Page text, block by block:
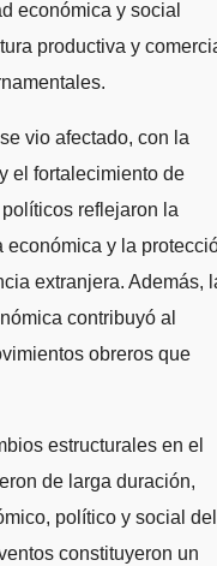
económica y social
productiva y
vio afectado, con la
el fortalecimiento de
reflejaron la
económica y la
extranjera. Además,
contribuyó al
obreros que
estructurales en el
de larga duración,
político y social del
constituyeron un